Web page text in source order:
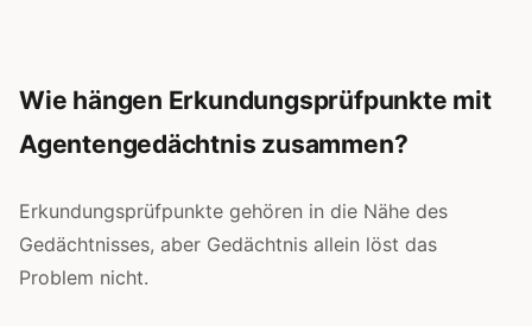
Wie hängen Erkundungsprüfpunkte mit
Agentengedächtnis zusammen?
Erkundungsprüfpunkte gehören in die Nähe des
Gedächtnisses, aber Gedächtnis allein löst das
Problem nicht.